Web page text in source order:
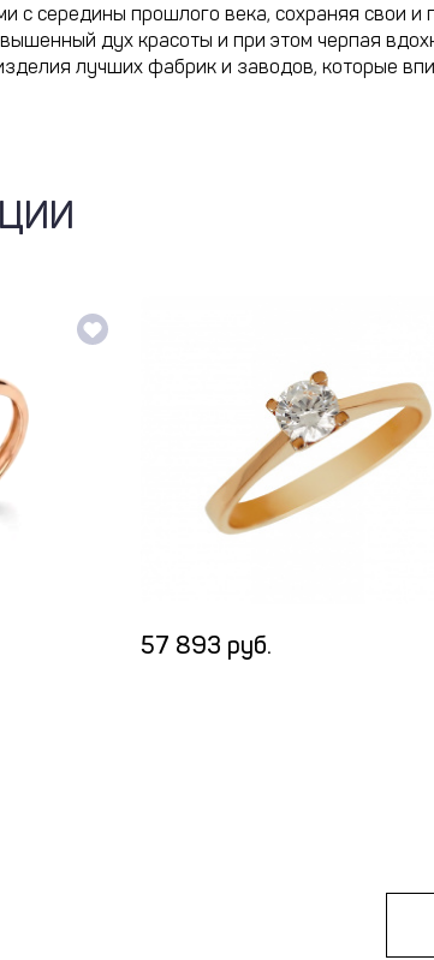
с середины прошлого века, сохраняя свои и
дух красоты и при этом черпая
лучших фабрик и заводов, которые
57 893 руб.